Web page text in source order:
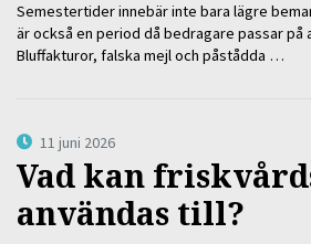
Semestertider innebär inte bara lägre
är också en period då bedragare passar på
Bluffakturor, falska mejl och påstådda …
11 juni 2026
Vad kan
användas till?